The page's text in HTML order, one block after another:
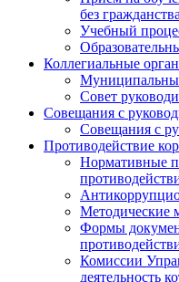
без
Учебный
Коллегиальные
Совет
Совещания с
Совещания с
Противодействие
Нормативные
Методические
Формы
Комиссии
деятельность